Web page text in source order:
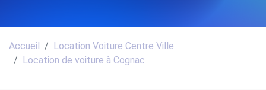
Accueil
Location Voiture Centre Ville
Location de voiture à Cognac